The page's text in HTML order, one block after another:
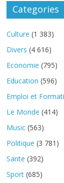
Categories
Culture (1 383)
Divers (4 616)
Economie (795)
Education (596)
Emploi et
Le Monde (414)
Music (563)
Politique (3 781)
Sante (392)
Sport (685)